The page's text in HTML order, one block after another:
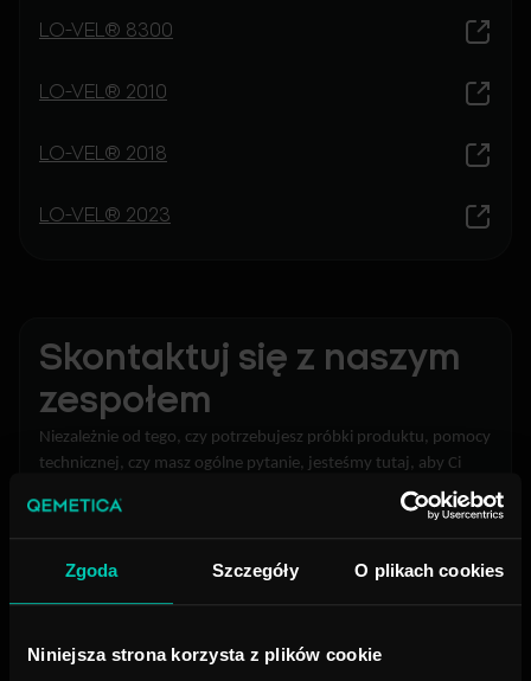
Zgoda Szczegóły O plikach cookies
Niniejsza strona korzysta z plików cookie
LO-VEL® 8300
LO-VEL® 2010
LO-VEL® 2018
LO-VEL® 2023
Skontaktuj się z naszym
zespołem
Niezależnie od tego, czy potrzebujesz próbki produktu, pomocy
technicznej, czy masz ogólne pytanie, jesteśmy tutaj, aby Ci